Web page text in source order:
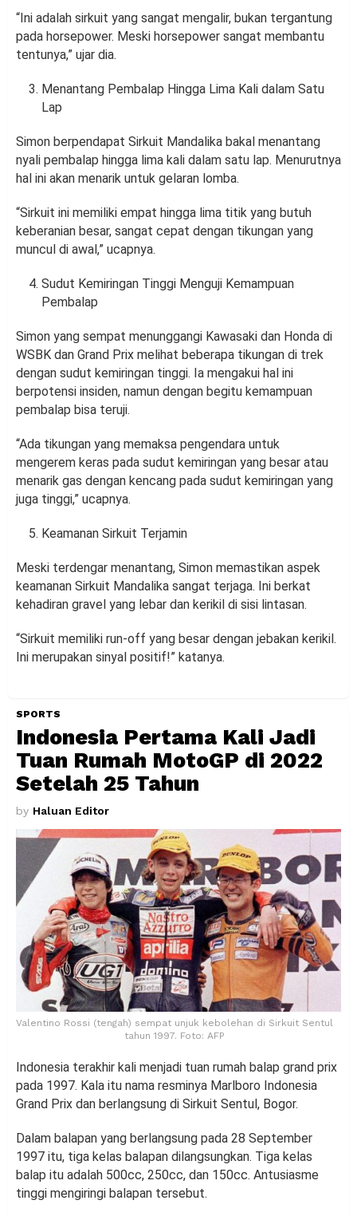
“Ini adalah sirkuit yang sangat mengalir, bukan tergantung
pada horsepower. Meski horsepower sangat membantu
tentunya,” ujar dia.
Menantang Pembalap Hingga Lima Kali dalam Satu
Lap
Simon berpendapat Sirkuit Mandalika bakal menantang
nyali pembalap hingga lima kali dalam satu lap. Menurutnya
hal ini akan menarik untuk gelaran lomba.
“Sirkuit ini memiliki empat hingga lima titik yang butuh
keberanian besar, sangat cepat dengan tikungan yang
muncul di awal,” ucapnya.
Sudut Kemiringan Tinggi Menguji Kemampuan
Pembalap
Simon yang sempat menunggangi Kawasaki dan Honda di
WSBK dan Grand Prix melihat beberapa tikungan di trek
dengan sudut kemiringan tinggi. Ia mengakui hal ini
berpotensi insiden, namun dengan begitu kemampuan
pembalap bisa teruji.
“Ada tikungan yang memaksa pengendara untuk
mengerem keras pada sudut kemiringan yang besar atau
menarik gas dengan kencang pada sudut kemiringan yang
juga tinggi,” ucapnya.
Keamanan Sirkuit Terjamin
Meski terdengar menantang, Simon memastikan aspek
keamanan Sirkuit Mandalika sangat terjaga. Ini berkat
kehadiran gravel yang lebar dan kerikil di sisi lintasan.
“Sirkuit memiliki run-off yang besar dengan jebakan kerikil.
Ini merupakan sinyal positif!” katanya.
SPORTS
Indonesia Pertama Kali Jadi
Tuan Rumah MotoGP di 2022
Setelah 25 Tahun
by Haluan Editor
Valentino Rossi (tengah) sempat unjuk kebolehan di Sirkuit Sentul
tahun 1997. Foto: AFP
Indonesia terakhir kali menjadi tuan rumah balap grand prix
pada 1997. Kala itu nama resminya Marlboro Indonesia
Grand Prix dan berlangsung di Sirkuit Sentul, Bogor.
Dalam balapan yang berlangsung pada 28 September
1997 itu, tiga kelas balapan dilangsungkan. Tiga kelas
balap itu adalah 500cc, 250cc, dan 150cc. Antusiasme
tinggi mengiringi balapan tersebut.